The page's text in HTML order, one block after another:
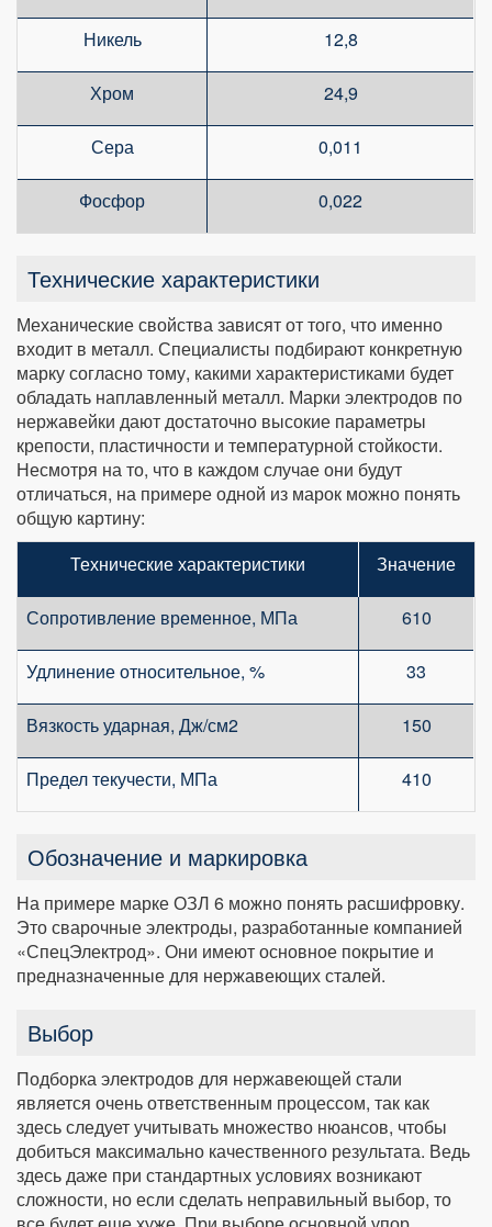
Никель 12,8
Хром 24,9
Сера 0,011
Фосфор 0,022
Технические характеристики
Механические свойства зависят от того, что именно
входит в металл. Специалисты подбирают конкретную
марку согласно тому, какими характеристиками будет
обладать наплавленный металл. Марки электродов по
нержавейки дают достаточно высокие параметры
крепости, пластичности и температурной стойкости.
Несмотря на то, что в каждом случае они будут
отличаться, на примере одной из марок можно понять
общую картину:
Технические характеристики
Значение
Сопротивление временное, МПа 610
Удлинение относительное, % 33
Вязкость ударная, Дж/см2 150
Предел текучести, МПа 410
Обозначение и маркировка
На примере марке ОЗЛ 6 можно понять расшифровку.
Это сварочные электроды, разработанные компанией
«СпецЭлектрод». Они имеют основное покрытие и
предназначенные для нержавеющих сталей.
Выбор
Подборка электродов для нержавеющей стали
является очень ответственным процессом, так как
здесь следует учитывать множество нюансов, чтобы
добиться максимально качественного результата. Ведь
здесь даже при стандартных условиях возникают
сложности, но если сделать неправильный выбор, то